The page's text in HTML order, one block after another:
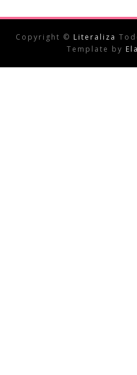
Copyright © Literaliza
Template by